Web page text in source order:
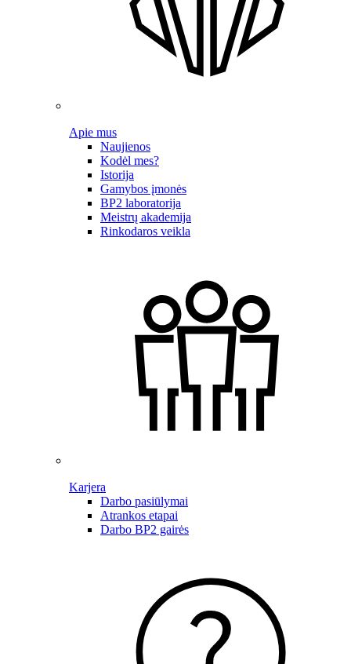
Apie mus
Naujienos
Kodėl mes?
Istorija
Gamybos įmonės
BP2 laboratorija
Meistrų akademija
Rinkodaros veikla
Karjera
Darbo pasiūlymai
Atrankos etapai
Darbo BP2 gairės